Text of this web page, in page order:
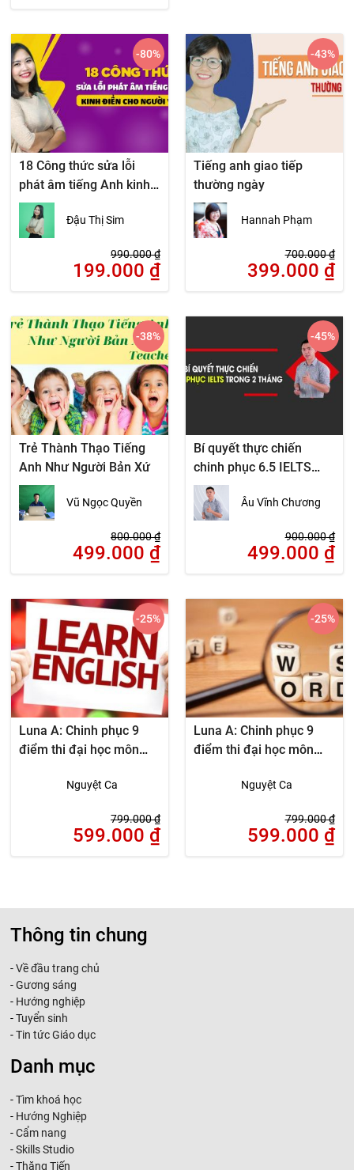
18 Công thức sửa lỗi
phát âm tiếng Anh kinh
điển cho người Việt
Đậu Thị Sim
990.000₫
199.000 ₫
-80%
Tiếng anh giao tiếp
thường ngày
Hannah Phạm
700.000₫
399.000 ₫
-43%
Trẻ Thành Thạo Tiếng
Anh Như Người Bản Xứ
Vũ Ngọc Quyền
800.000₫
499.000 ₫
-38%
Bí quyết thực chiến
chinh phục 6.5 IELTS
trong 2 tháng
Âu Vĩnh Chương
900.000₫
499.000 ₫
-45%
Luna A: Chinh phục 9
điểm thi đại học môn
Nguyệt Ca
799.000₫
599.000 ₫
-25%
Luna A: Chinh phục 9
điểm thi đại học môn
Nguyệt Ca
799.000₫
599.000 ₫
-25%
Thông tin chung
-Về đầu trang chủ
-Gương sáng
- Hướng nghiệp
-Tuyển sinh
-Tin tức Giáo dục
Danh mục
-Tìm khoá học
- Hướng Nghiệp
-Cẩm nang
-Skills Studio
-Thăng Tiến